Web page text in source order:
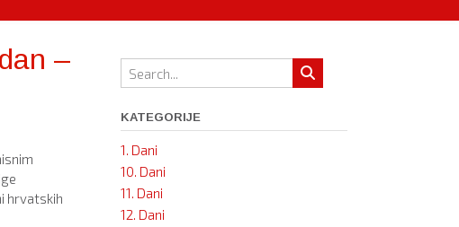
–
hrvatskih
KATEGORIJE
1. Dani
10. Dani
11. Dani
12. Dani